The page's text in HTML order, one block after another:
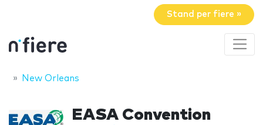
Stand per fiere »
New Orleans
EASA Convention